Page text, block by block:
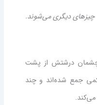
چیزهای دیگری می‌شوند.
چشمان درشتش از پشت
جمع شده‌اند و چند